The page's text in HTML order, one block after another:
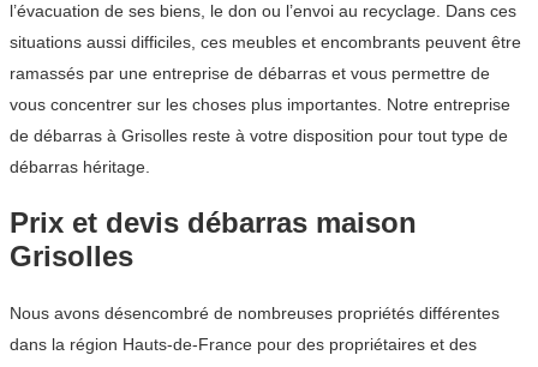
l’évacuation de ses biens, le don ou l’envoi au recyclage. Dans ces
situations aussi difficiles, ces meubles et encombrants peuvent être
ramassés par une entreprise de débarras et vous permettre de
vous concentrer sur les choses plus importantes. Notre entreprise
de débarras à Grisolles reste à votre disposition pour tout type de
débarras héritage.
Prix et devis débarras maison
Grisolles
Nous avons désencombré de nombreuses propriétés différentes
dans la région Hauts-de-France pour des propriétaires et des